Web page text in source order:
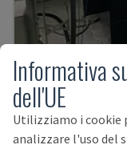
LYNX 2100 LSY
DOOSAN - CENTRO DI
SLOVENIA 2019
Informativa
dell'UE
Utilizziamo i cookie
analizzare l'uso del